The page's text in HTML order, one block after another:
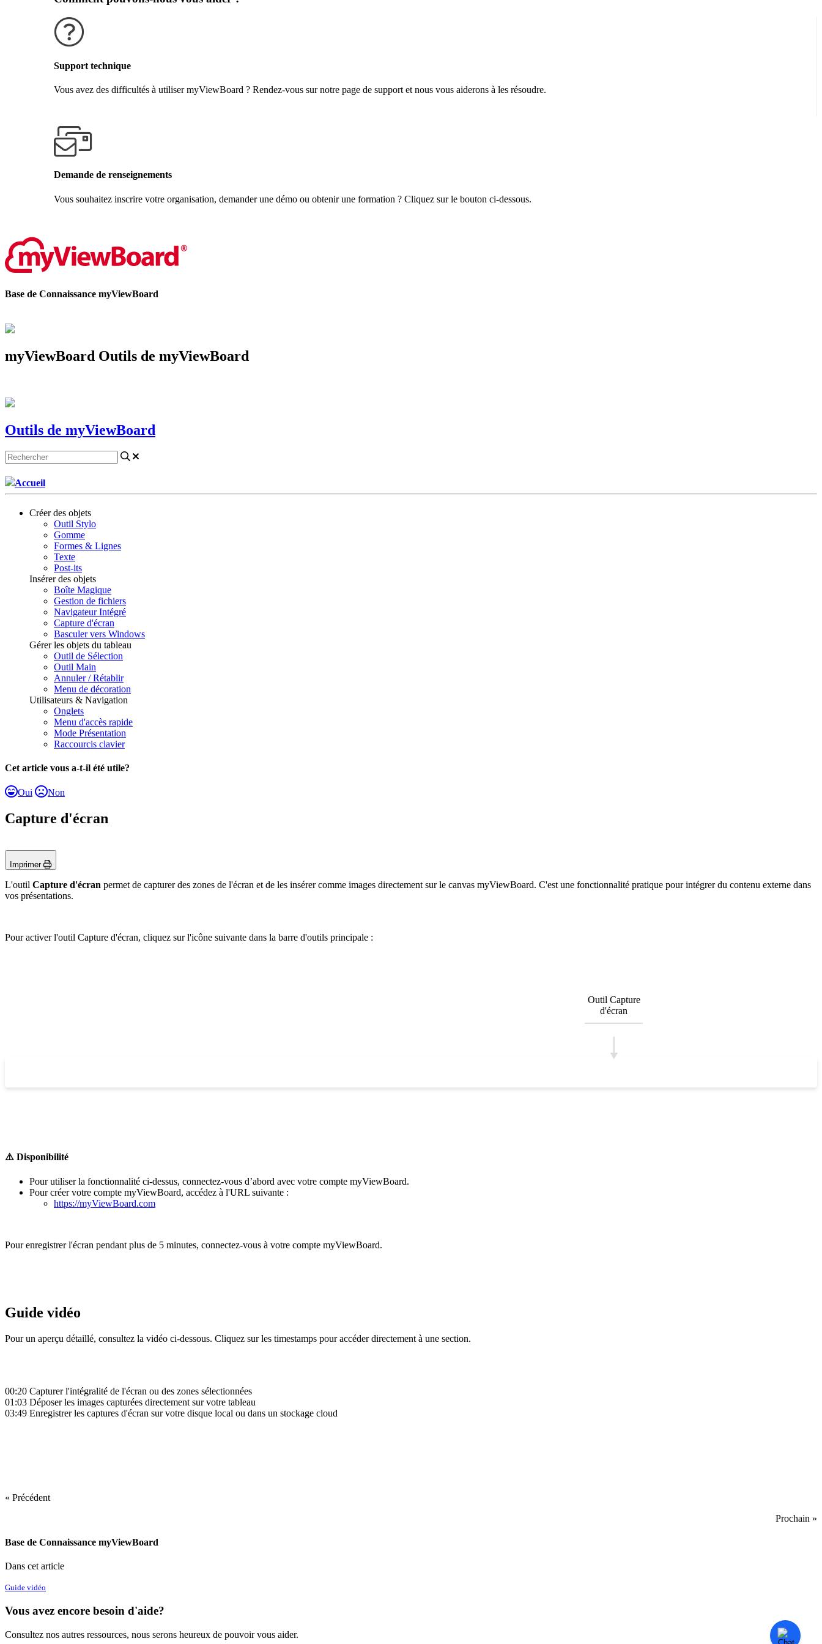
Support technique
Vous avez des difficultés à utiliser myViewBoard ? Rendez-vous sur notre page de support et nous vous aiderons à les résoudre.
Demande de renseignements
Vous souhaitez inscrire votre organisation, demander une démo ou obtenir une formation ? Cliquez sur le bouton ci-dessous.
Base de Connaissance myViewBoard
myViewBoard Outils de myViewBoard
Outils de myViewBoard
Accueil
Créer des objets
Outil Stylo
Gomme
Formes & Lignes
Texte
Post-its
Insérer des objets
Boîte Magique
Gestion de fichiers
Navigateur Intégré
Capture d'écran
Basculer vers Windows
Gérer les objets du tableau
Outil de Sélection
Outil Main
Annuler / Rétablir
Menu de décoration
Utilisateurs & Navigation
Onglets
Menu d'accès rapide
Mode Présentation
Raccourcis clavier
Cet article vous a-t-il été utile?
Oui Non
Capture d'écran
Imprimer
L'outil Capture d'écran permet de capturer des zones de l'écran et de les insérer comme images directement sur le canvas myViewBoard. C'est une fonctionnalité pratique pour intégrer du contenu externe dans
vos présentations.
Pour activer l'outil Capture d'écran, cliquez sur l'icône suivante dans la barre d'outils principale :
Outil Capture
d'écran
🠓
⚠️ Disponibilité
Pour utiliser la fonctionnalité ci-dessus, connectez-vous d’abord avec votre compte myViewBoard.
Pour créer votre compte myViewBoard, accédez à l'URL suivante :
https://myViewBoard.com
Pour enregistrer l'écran pendant plus de 5 minutes, connectez-vous à votre compte myViewBoard.
Guide vidéo
Pour un aperçu détaillé, consultez la vidéo ci-dessous. Cliquez sur les timestamps pour accéder directement à une section.
00:20 Capturer l'intégralité de l'écran ou des zones sélectionnées
01:03 Déposer les images capturées directement sur votre tableau
03:49 Enregistrer les captures d'écran sur votre disque local ou dans un stockage cloud
« Précédent
Prochain »
Base de Connaissance myViewBoard
Dans cet article
Guide vidéo
Vous avez encore besoin d'aide?
Consultez nos autres ressources, nous serons heureux de pouvoir vous aider.